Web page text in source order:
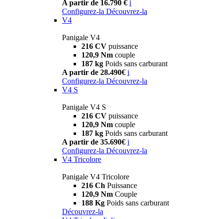
A partir de 16.790 € i
Configurez-la Découvrez-la
V4
Panigale V4
216 CV puissance
120,9 Nm couple
187 kg Poids sans carburant
A partir de 28.490€ i
Configurez-la Découvrez-la
V4 S
Panigale V4 S
216 CV puissance
120,9 Nm couple
187 kg Poids sans carburant
A partir de 35.690€ i
Configurez-la Découvrez-la
V4 Tricolore
Panigale V4 Tricolore
216 Ch Puissance
120,9 Nm Couple
188 Kg Poids sans carburant
Découvrez-la